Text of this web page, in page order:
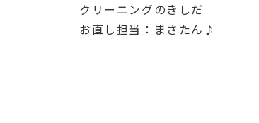
クリーニングのきしだ
お直し担当：まさたん♪